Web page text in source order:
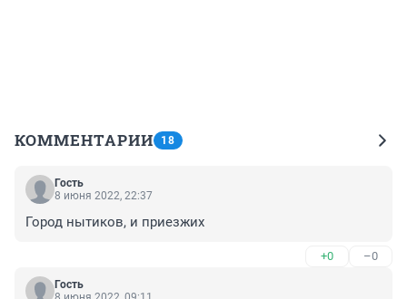
КОММЕНТАРИИ 18
Гость
8 июня 2022, 22:37
Город нытиков, и приезжих
+0 –0
Гость